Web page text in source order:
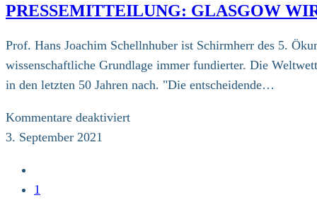
PRESSEMITTEILUNG: GLASGOW
Prof. Hans Joachim Schellnhuber ist Schirmherr des 5.
wissenschaftliche Grundlage immer fundierter. Die
in den letzten 50 Jahren nach. "Die entscheidende…
Kommentare deaktiviertfür
3. September 2021
vorherigen
1